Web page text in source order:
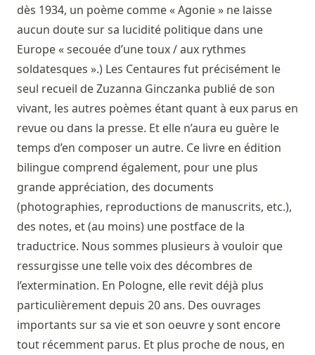
dès 1934, un poème comme « Agonie » ne laisse
aucun doute sur sa lucidité politique dans une
Europe « secouée d’une toux / aux rythmes
soldatesques ».) Les Centaures fut précisément le
seul recueil de Zuzanna Ginczanka publié de son
vivant, les autres poèmes étant quant à eux parus en
revue ou dans la presse. Et elle n’aura eu guère le
temps d’en composer un autre. Ce livre en édition
bilingue comprend également, pour une plus
grande appréciation, des documents
(photographies, reproductions de manuscrits, etc.),
des notes, et (au moins) une postface de la
traductrice. Nous sommes plusieurs à vouloir que
ressurgisse une telle voix des décombres de
l’extermination. En Pologne, elle revit déjà plus
particulièrement depuis 20 ans. Des ouvrages
importants sur sa vie et son oeuvre y sont encore
tout récemment parus. Et plus proche de nous, en